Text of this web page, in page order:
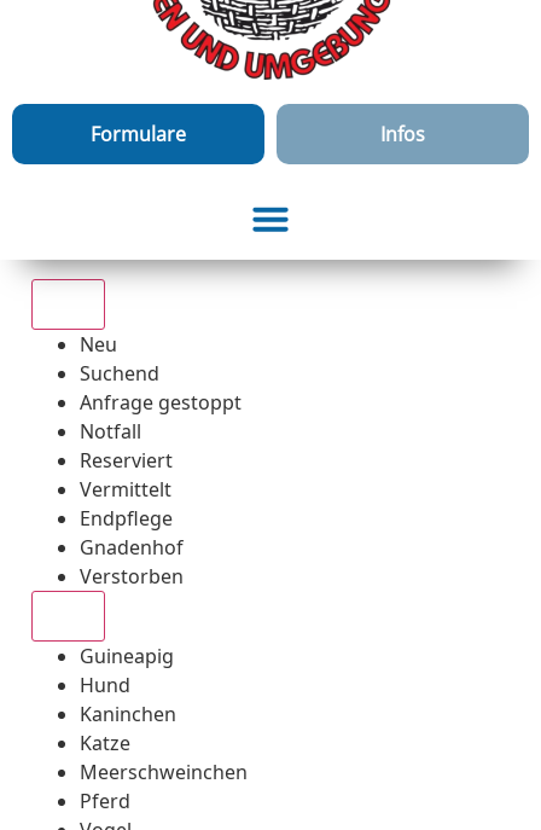
Formulare Infos
Neu
Suchend
Anfrage gestoppt
Notfall
Reserviert
Vermittelt
Endpflege
Gnadenhof
Verstorben
Guineapig
Hund
Kaninchen
Katze
Meerschweinchen
Pferd